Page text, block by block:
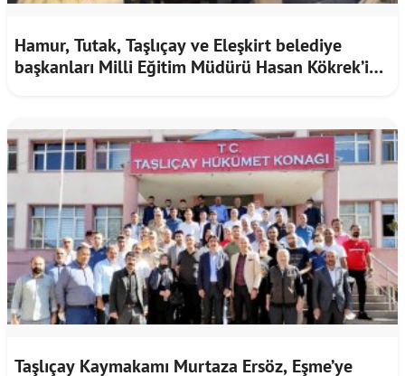
Hamur, Tutak, Taşlıçay ve Eleşkirt belediye
başkanları Milli Eğitim Müdürü Hasan Kökrek’i
Taşlıçay Kaymakamı Murtaza Ersöz, Eşme’ye